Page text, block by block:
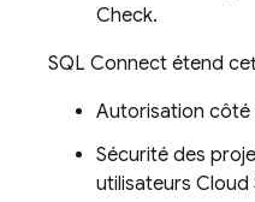
Check.
SQL Connect étend
Autorisation côté
Sécurité des
utilisateurs Cloud